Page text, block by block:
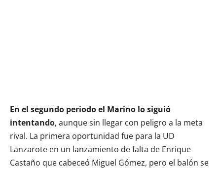
En el segundo periodo el Marino lo siguió
intentando, aunque sin llegar con peligro a la meta
rival. La primera oportunidad fue para la UD
Lanzarote en un lanzamiento de falta de Enrique
Castaño que cabeceó Miguel Gómez, pero el balón se